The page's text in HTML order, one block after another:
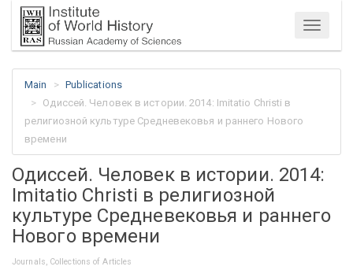
Menu
Main
Publications
Одиссей. Человек в истории. 2014: Imitatio Christi в
религиозной культуре Средневековья и раннего Нового
времени
Одиссей. Человек в истории. 2014:
Imitatio Christi в религиозной
культуре Средневековья и раннего
Нового времени
Journals, Collections of Articles